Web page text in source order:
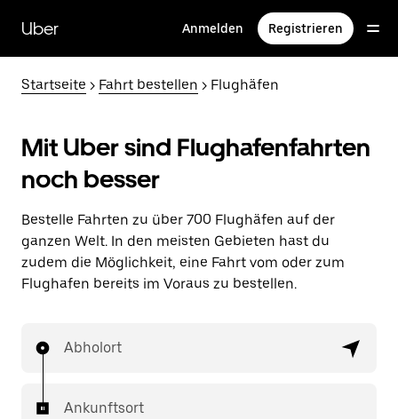
zum
Hauptinhalt
Uber Anmelden Registrieren
Startseite > Fahrt bestellen > Flughäfen
Mit Uber sind Flughafenfahrten
noch besser
Bestelle Fahrten zu über 700 Flughäfen auf der
ganzen Welt. In den meisten Gebieten hast du
zudem die Möglichkeit, eine Fahrt vom oder zum
Flughafen bereits im Voraus zu bestellen.
Abholort
Ankunftsort